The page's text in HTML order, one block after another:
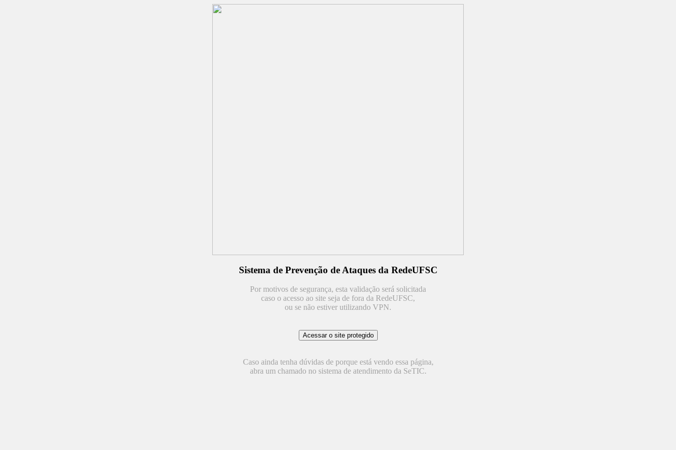
Sistema de Prevenção de Ataques da RedeUFSC
Por motivos de segurança, esta validação será solicitada
caso o acesso ao site seja de fora da RedeUFSC,
ou se não estiver utilizando VPN.
Caso ainda tenha dúvidas de porque está vendo essa página,
abra um chamado no sistema de atendimento da SeTIC.